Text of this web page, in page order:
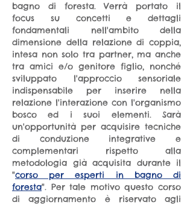
bagno di foresta. Verrà portato il
focus su concetti e dettagli
fondamentali nell'ambito della
dimensione della relazione di coppia,
intesa non solo tra partner, ma anche
tra amici e/o genitore figlio, nonché
sviluppato l'approccio sensoriale
indispensabile per inserire nella
relazione l'interazione con l'organismo
bosco ed i suoi elementi. Sarà
un'opportunità per acquisire tecniche
di conduzione integrative e
complementari rispetto alla
metodologia già acquisita durante il
"corso per esperti in bagno di
foresta". Per tale motivo questo corso
di aggiornamento è riservato agli